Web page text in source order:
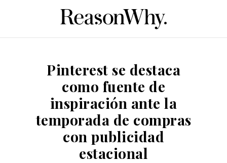
Pinterest se destaca
como fuente de
inspiración ante la
temporada de compras
con publicidad
estacional